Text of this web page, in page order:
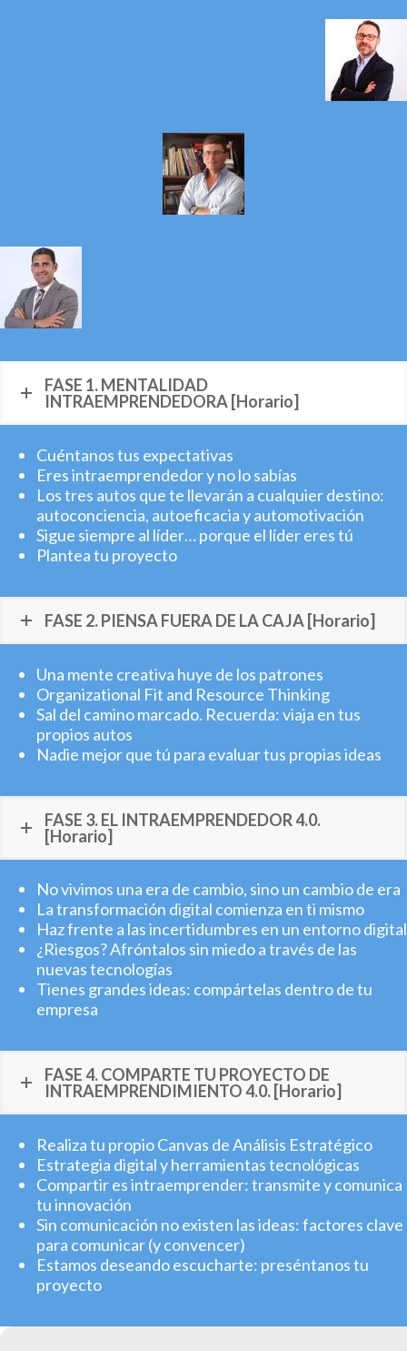
FASE 1. MENTALIDAD
INTRAEMPRENDEDORA [Horario]
Cuéntanos tus expectativas
Eres intraemprendedor y no lo sabías
Los tres autos que te llevarán a cualquier destino:
autoconciencia, autoeficacia y automotivación
Sigue siempre al líder… porque el líder eres tú
Plantea tu proyecto
FASE 2. PIENSA FUERA DE LA CAJA [Horario]
Una mente creativa huye de los patrones
Organizational Fit and Resource Thinking
Sal del camino marcado. Recuerda: viaja en tus
propios autos
Nadie mejor que tú para evaluar tus propias ideas
FASE 3. EL INTRAEMPRENDEDOR 4.0.
[Horario]
No vivimos una era de cambio, sino un cambio de era
La transformación digital comienza en ti mismo
Haz frente a las incertidumbres en un entorno digital
¿Riesgos? Afróntalos sin miedo a través de las
nuevas tecnologías
Tienes grandes ideas: compártelas dentro de tu
empresa
FASE 4. COMPARTE TU PROYECTO DE
INTRAEMPRENDIMIENTO 4.0. [Horario]
Realiza tu propio Canvas de Análisis Estratégico
Estrategia digital y herramientas tecnológicas
Compartir es intraemprender: transmite y comunica
tu innovación
Sin comunicación no existen las ideas: factores clave
para comunicar (y convencer)
Estamos deseando escucharte: preséntanos tu
proyecto